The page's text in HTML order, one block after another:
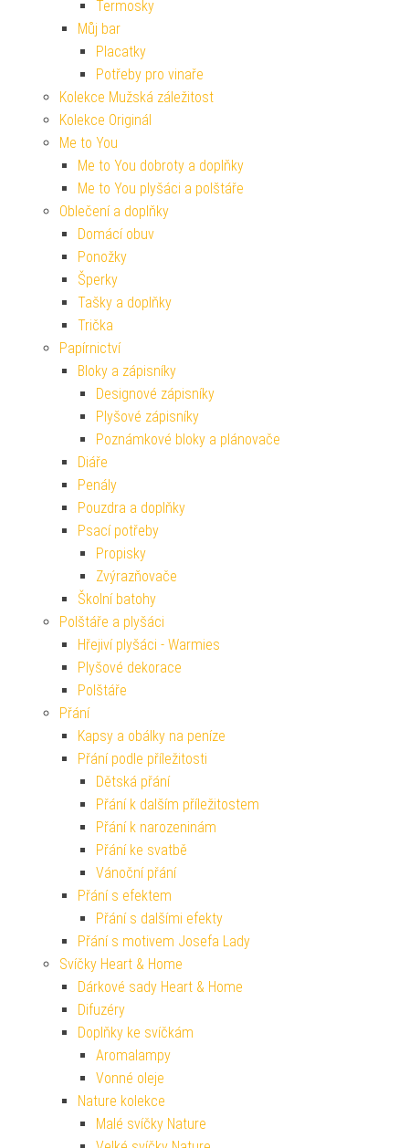
Termosky
Můj bar
Placatky
Potřeby pro vinaře
Kolekce Mužská záležitost
Kolekce Originál
Me to You
Me to You dobroty a doplňky
Me to You plyšáci a polštáře
Oblečení a doplňky
Domácí obuv
Ponožky
Šperky
Tašky a doplňky
Trička
Papírnictví
Bloky a zápisníky
Designové zápisníky
Plyšové zápisníky
Poznámkové bloky a plánovače
Diáře
Penály
Pouzdra a doplňky
Psací potřeby
Propisky
Zvýrazňovače
Školní batohy
Polštáře a plyšáci
Hřejiví plyšáci - Warmies
Plyšové dekorace
Polštáře
Přání
Kapsy a obálky na peníze
Přání podle příležitosti
Dětská přání
Přání k dalším příležitostem
Přání k narozeninám
Přání ke svatbě
Vánoční přání
Přání s efektem
Přání s dalšími efekty
Přání s motivem Josefa Lady
Svíčky Heart & Home
Dárkové sady Heart & Home
Difuzéry
Doplňky ke svíčkám
Aromalampy
Vonné oleje
Nature kolekce
Malé svíčky Nature